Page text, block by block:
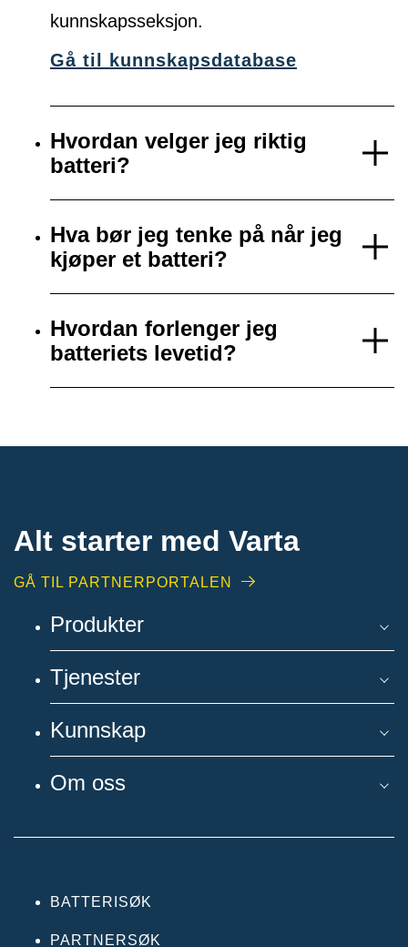
kunnskapsseksjon.
Gå til kunnskapsdatabase
Hvordan velger jeg riktig
batteri?
Hva bør jeg tenke på når jeg
kjøper et batteri?
Hvordan forlenger jeg
batteriets levetid?
Alt starter med Varta
GÅ TIL PARTNERPORTALEN
Produkter
Tjenester
Kunnskap
Om oss
BATTERISØK
PARTNERSØK